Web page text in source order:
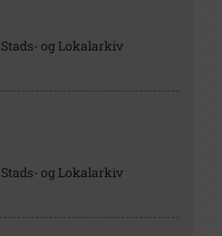
og Lokalarkiv
og Lokalarkiv